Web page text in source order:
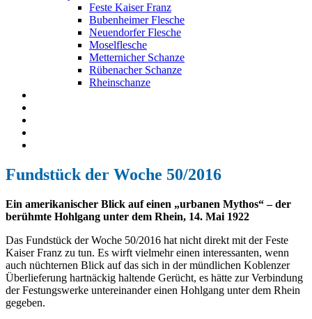
Feste Kaiser Franz
Bubenheimer Flesche
Neuendorfer Flesche
Moselflesche
Metternicher Schanze
Rübenacher Schanze
Rheinschanze
Fundstück der Woche 50/2016
Ein amerikanischer Blick auf einen „urbanen Mythos“ – der
berühmte Hohlgang unter dem Rhein, 14. Mai 1922
Das Fundstück der Woche 50/2016 hat nicht direkt mit der Feste
Kaiser Franz zu tun. Es wirft vielmehr einen interessanten, wenn
auch nüchternen Blick auf das sich in der mündlichen Koblenzer
Überlieferung hartnäckig haltende Gerücht, es hätte zur Verbindung
der Festungswerke untereinander einen Hohlgang unter dem Rhein
gegeben.